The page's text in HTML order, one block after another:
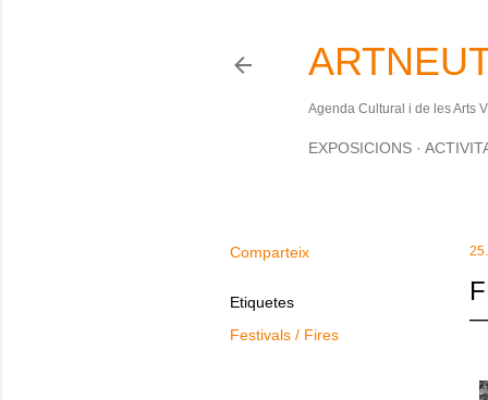
Agenda Cultural i de les Arts
EXPOSICIONS
Comparteix
Etiquetes
Festivals / Fires